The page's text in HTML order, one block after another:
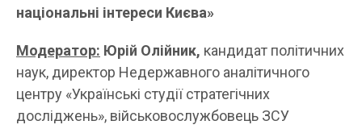
національні інтереси Києва»
Модератор: Юрій Олійник, кандидат політичних
наук, директор Недержавного аналітичного
центру «Українські студії стратегічних
досліджень», військовослужбовець ЗСУ